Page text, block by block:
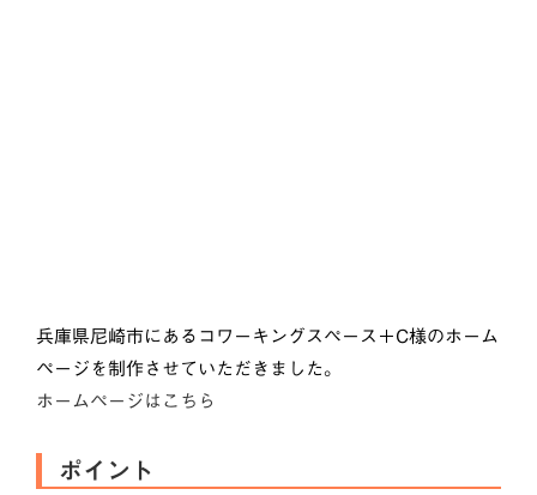
兵庫県尼崎市にあるコワーキングスペース＋C様のホーム
ページを制作させていただきました。
ホームページはこちら
ポイント